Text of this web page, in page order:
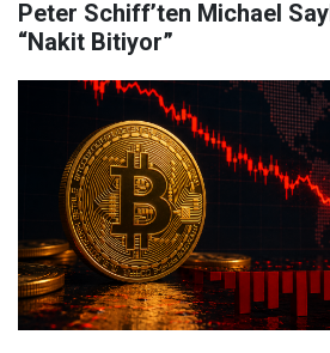
Peter Schiff’ten Michael
“Nakit Bitiyor”